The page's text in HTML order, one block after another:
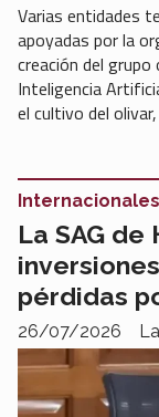
Varias entidades
apoyadas por la
creación del
Inteligencia
el cultivo del
La SAG de
pérdidas
Internacionales
26/07/2026